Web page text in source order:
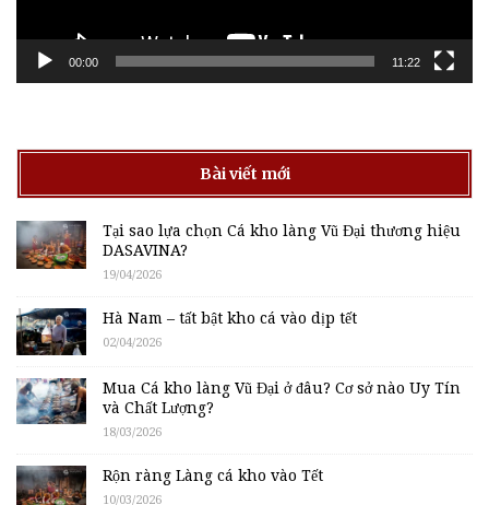
00:00 11:22
Bài viết mới
Tại sao lựa chọn Cá kho làng Vũ Đại thương hiệu
DASAVINA?
19/04/2026
Hà Nam – tất bật kho cá vào dịp tết
02/04/2026
Mua Cá kho làng Vũ Đại ở đâu? Cơ sở nào Uy Tín
và Chất Lượng?
18/03/2026
Rộn ràng Làng cá kho vào Tết
10/03/2026